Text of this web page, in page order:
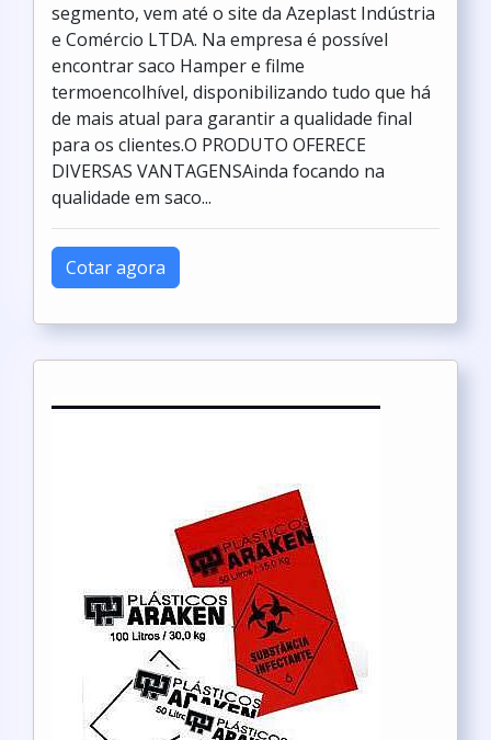
segmento, vem até o site da Azeplast Indústria
e Comércio LTDA. Na empresa é possível
encontrar saco Hamper e filme
termoencolhível, disponibilizando tudo que há
de mais atual para garantir a qualidade final
para os clientes.O PRODUTO OFERECE
DIVERSAS VANTAGENSAinda focando na
qualidade em saco...
Cotar agora